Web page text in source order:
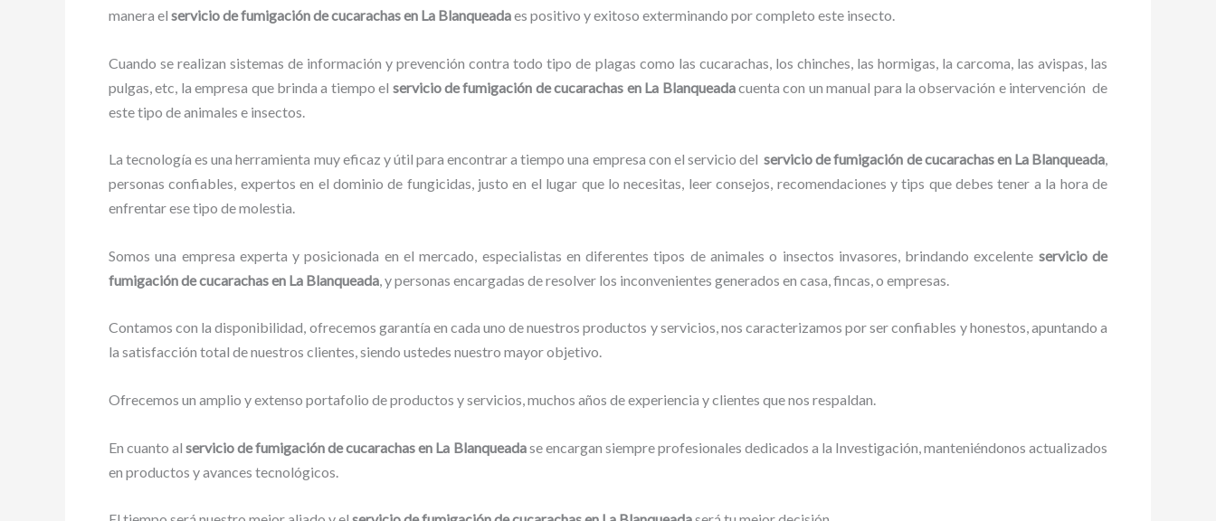
manera el servicio de fumigación de cucarachasen La Blanqueadaes positivo y exitoso exterminando por completo este insecto.
Cuando se realizan sistemas de información y prevención contra todo tipo de plagas como las cucarachas, los chinches, las hormigas, la carcoma, las avispas, las
pulgas, etc, la empresa que brinda a tiempo el servicio de fumigación de cucarachas en La Blanqueadacuenta con un manual para la observación e intervención de
este tipo de animales e insectos.
La tecnología es una herramienta muy eficaz y útil para encontrar a tiempo una empresa con el servicio delservicio de fumigación de cucarachasen La Blanqueada,
personas confiables, expertos en el dominio de fungicidas, justo en el lugar que lo necesitas, leer consejos, recomendaciones y tips que debes tener a la hora de
enfrentar ese tipo de molestia.
Somos una empresa experta y posicionada en el mercado, especialistas en diferentes tipos de animales o insectos invasores, brindando excelente servicio de
fumigación de cucarachasen La Blanqueada , y personas encargadas de resolver los inconvenientes generados en casa, fincas, o empresas.
Contamos con la disponibilidad, ofrecemos garantía en cada uno de nuestros productos y servicios, nos caracterizamos por ser confiables y honestos, apuntando a
la satisfacción total de nuestros clientes, siendo ustedes nuestro mayor objetivo.
Ofrecemos un amplio y extenso portafolio de productos y servicios, muchos años de experiencia y clientes que nos respaldan.
En cuanto alservicio de fumigación de cucarachasen La Blanqueadase encargan siempre profesionales dedicados a la Investigación, manteniéndonos actualizados
en productos y avances tecnológicos.